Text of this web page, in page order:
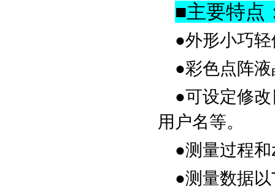
■主要特点
●外形小巧
●彩色点阵
●可设定修
用户名等。
●测量过程
●测量数据